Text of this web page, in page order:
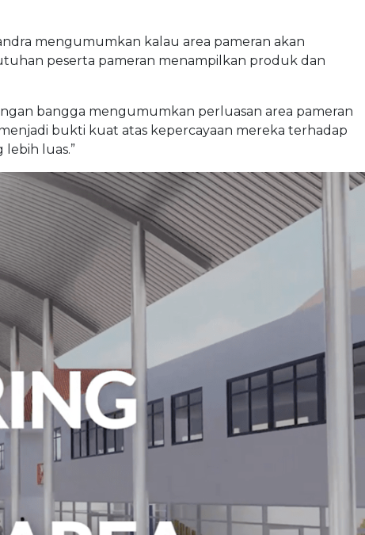
mengumumkan kalau area pameran akan
peserta pameran menampilkan produk dan
bangga mengumumkan perluasan area pameran
menjadi bukti kuat atas kepercayaan mereka terhadap
luas.”